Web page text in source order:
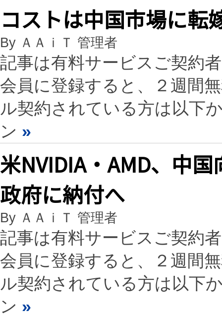
コストは中国市場に転
By ＡＡｉＴ 管理者
記事は有料サービスご契約
会員に登録すると、２週間
ル契約されている方は以下
ン »
米NVIDIA・AMD、中
政府に納付へ
By ＡＡｉＴ 管理者
記事は有料サービスご契約
会員に登録すると、２週間
ル契約されている方は以下
ン »